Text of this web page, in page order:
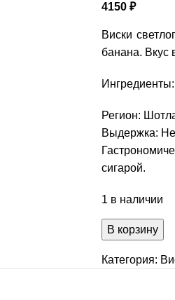
4150 ₽
Виски
банана. Вкус
Регион:
Выдержка:
сигарой.
1 в наличии
В корзину
Категория: